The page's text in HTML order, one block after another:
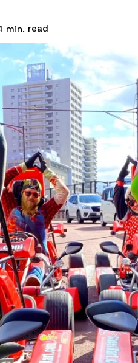
min. read